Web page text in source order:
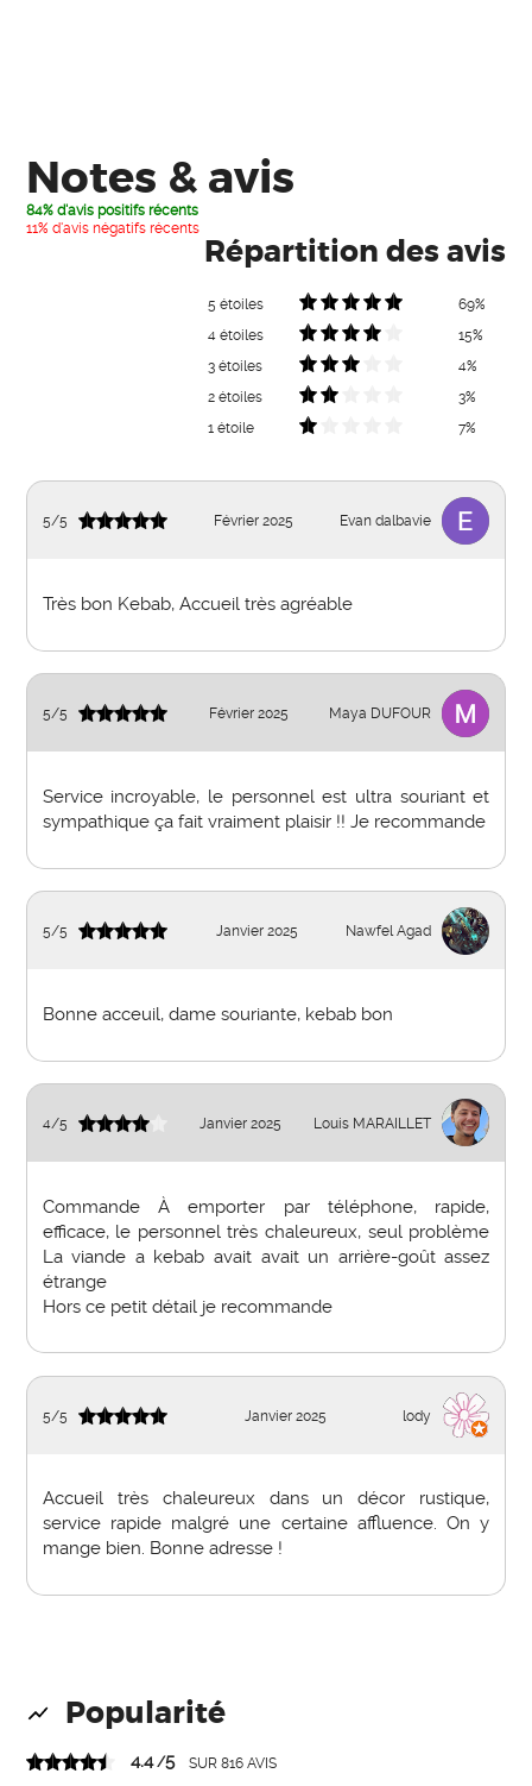
Notes & avis
84% d'avis positifs récents
11% d'avis négatifs récents
Répartition des avis
5 étoiles
69%
4 étoiles
15%
3 étoiles
4%
2 étoiles
3%
1 étoile
7%
5/5 Février 2025 Evan dalbavie
Très bon Kebab, Accueil très agréable
5/5 Février 2025 Maya DUFOUR
Service incroyable, le personnel est ultra souriant et
sympathique ça fait vraiment plaisir !! Je recommande
5/5 Janvier 2025 Nawfel Agad
Bonne acceuil, dame souriante, kebab bon
4/5 Janvier 2025 Louis MARAILLET
Commande À emporter par téléphone, rapide,
efficace, le personnel très chaleureux, seul problème
La viande a kebab avait avait un arrière-goût assez
étrange
Hors ce petit détail je recommande
5/5 Janvier 2025 lody
Accueil très chaleureux dans un décor rustique,
service rapide malgré une certaine affluence. On y
mange bien. Bonne adresse !
Popularité
4.4/5 SUR816 AVIS